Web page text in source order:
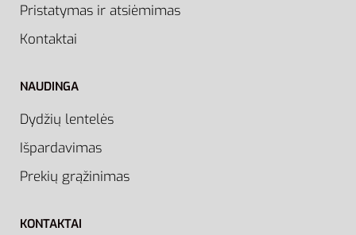
Pristatymas ir atsiėmimas
Kontaktai
NAUDINGA
Dydžių lentelės
Išpardavimas
Prekių grąžinimas
KONTAKTAI